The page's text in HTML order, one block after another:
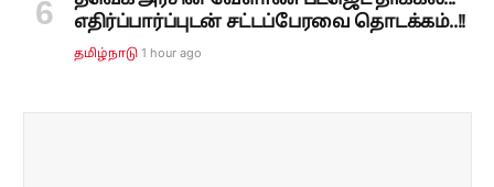
எதிர்ப்பார்ப்புடன் சட்டப்பேரவை தொடக்கம்..!!
தமிழ்நாடு 1 hour ago